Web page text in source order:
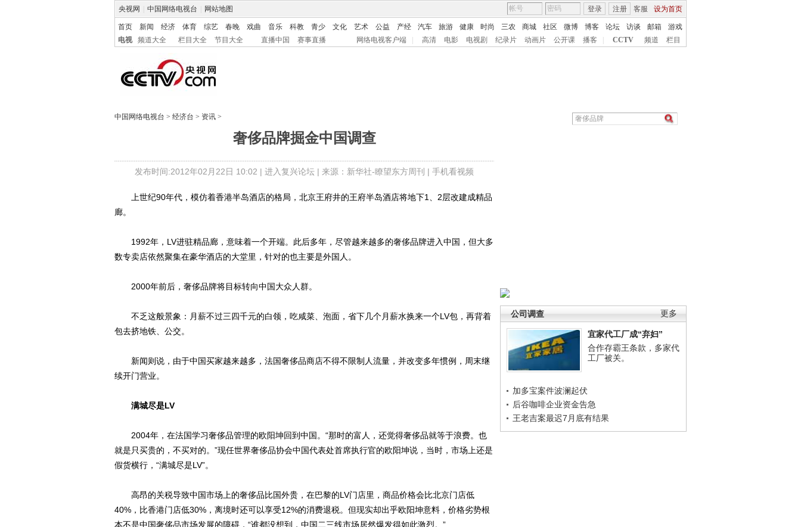
央视网 中国网络电视台 网站地图 客服 设为首页
登录 注册
首页 新闻 经济 体育 综艺 春晚 戏曲 音乐 科教 青少 文化 艺术 公益 产经 汽车 旅游 健康 时尚 三农 商城 社区 微博 博客 论坛 访谈 邮箱
游戏
电视
频道大全 栏目大全 节目大全 直播中国 赛事直播 网络电视客户端 高清 电影 电视剧 纪录片 动画片 公开课 播客 CCTV 频道 栏目
中国网络电视台 > 经济台 > 资讯 >
奢侈品牌掘金中国调查
发布时间:2012年02月22日 10:02 | 进入复兴论坛 | 来源：新华社-瞭望东方周刊 | 手机看视频
更多
公司调查
宜家代工厂成“弃妇”
合作存霸王条款，多家代
工厂被关。
加多宝案件波澜起伏
后谷咖啡企业资金告急
王老吉案最迟7月底有结果
上世纪90年代，模仿着香港半岛酒店的格局，北京王府井的王府半岛酒店将地下1、2层改建成精品
廊。
1992年，LV进驻精品廊，意味着一个开端。此后多年，尽管越来越多的奢侈品牌进入中国，但大多
数专卖店依然聚集在豪华酒店的大堂里，针对的也主要是外国人。
2000年前后，奢侈品牌将目标转向中国大众人群。
不乏这般景象：月薪不过三四千元的白领，吃咸菜、泡面，省下几个月薪水换来一个LV包，再背着
包去挤地铁、公交。
新闻则说，由于中国买家越来越多，法国奢侈品商店不得不限制人流量，并改变多年惯例，周末继
续开门营业。
满城尽是LV
2004年，在法国学习奢侈品管理的欧阳坤回到中国。“那时的富人，还觉得奢侈品就等于浪费。也
就是只买贵的，不买对的。”现任世界奢侈品协会中国代表处首席执行官的欧阳坤说，当时，市场上还是
假货横行，“满城尽是LV”。
高昂的关税导致中国市场上的奢侈品比国外贵，在巴黎的LV门店里，商品价格会比北京门店低
40%，比香港门店低30%，离境时还可以享受12%的消费退税。但现实却出乎欧阳坤意料，价格劣势根
本不是中国奢侈品市场发展的障碍，“谁都没想到，中国二三线市场居然爆发得如此激烈。”